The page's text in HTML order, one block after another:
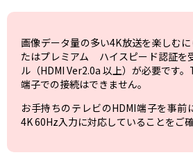
画像データ量の多い4K放送を楽しむ
たはプレミアム ハイスピード認証を
ル（HDMI Ver2.0a 以上）が必要です
端子での接続はできません。
お手持ちのテレビのHDMI端子を事前
4K 60Hz入力に対応していることをご